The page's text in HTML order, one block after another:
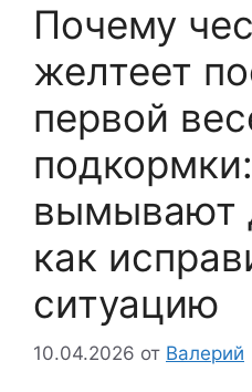
Почему
желтеет
первой
вымывают
как
ситуацию
10.04.2026 от Валерий